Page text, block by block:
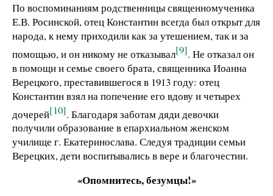
По воспоминаниям родственницы священномученика
Е.В. Росинской, отец Константин всегда был открыт для
народа, к нему приходили как за утешением, так и за
помощью, и он никому не отказывал[9]. Не отказал он
в помощи и семье своего брата, священника Иоанна
Верецкого, преставившегося в 1913 году: отец
Константин взял на попечение его вдову и четырех
дочерей[10]. Благодаря заботам дяди девочки
получили образование в епархиальном женском
училище г. Екатеринослава. Следуя традиции семьи
Верецких, дети воспитывались в вере и благочестии.
«Опомнитесь, безумцы!»